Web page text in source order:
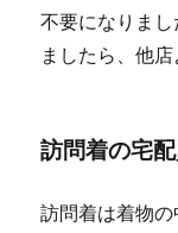
不要になりま
ましたら、他
訪問着の宅
訪問着は着物